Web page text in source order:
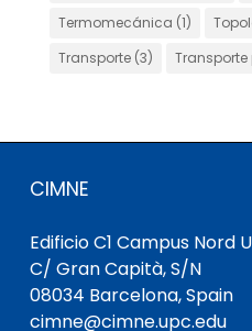
Termomecánica (1)
Transporte(3)
CIMNE
Edificio C1 Campus Nord
C/ Gran Capità, S/N
08034 Barcelona, Spain
cimne@cimne.upc.edu